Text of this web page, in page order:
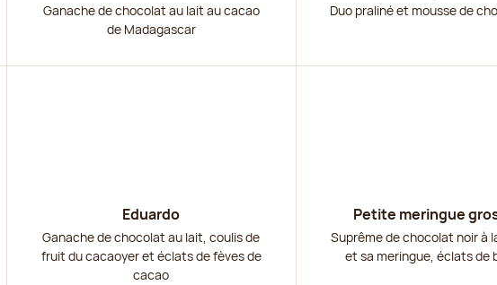
Ganache de chocolat au lait au cacao
de Madagascar
Duo praliné et mousse de
Eduardo
Ganache de chocolat au lait, coulis de
fruit du cacaoyer et éclats de fèves de
cacao
Petite meringue
Suprême de chocolat noir à
et sa meringue, éclats de